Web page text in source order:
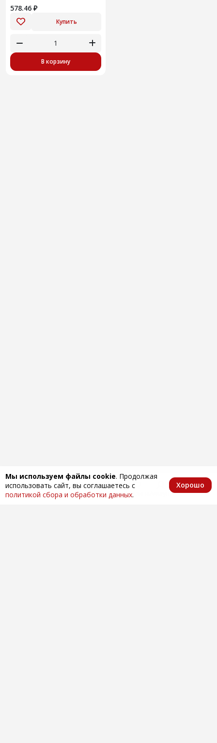
578.46 ₽
Купить
В корзину
Мы используем файлы cookie. Продолжая
использовать сайт, вы соглашаетесь с
политикой сбора и обработки данных.
Хорошо
Главная КаталогИзбранноеКорзина Аккаунт